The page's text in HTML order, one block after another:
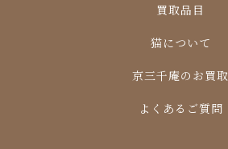
買取品目
猫について
京三千庵のお買取
よくあるご質問